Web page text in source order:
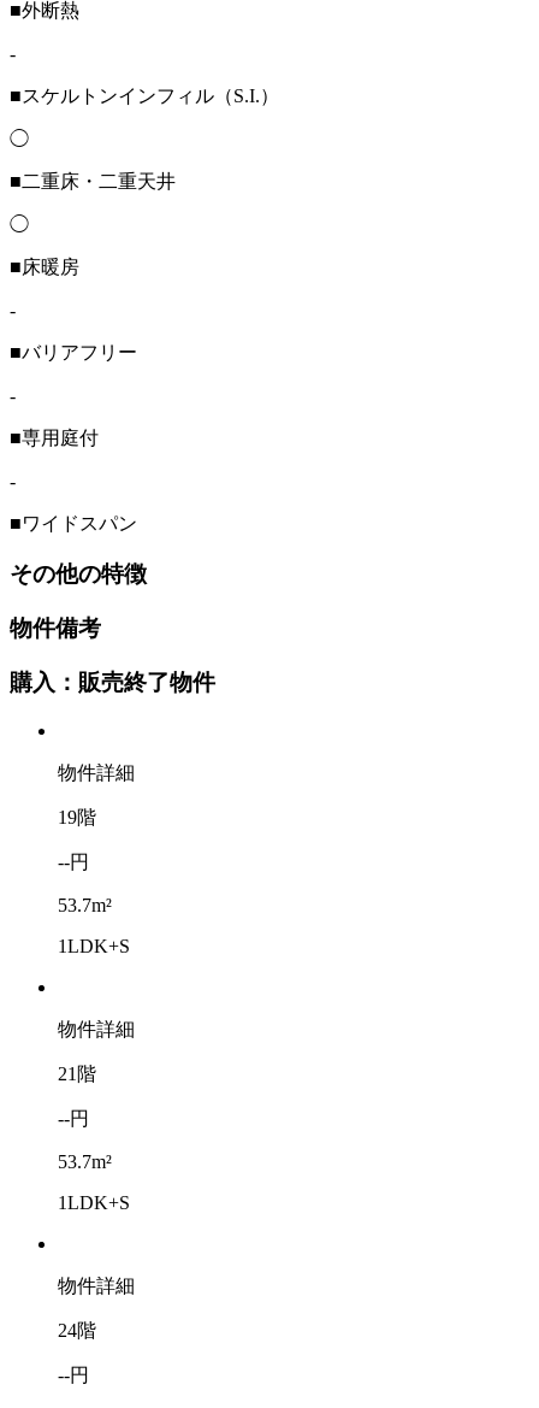
■外断熱
-
■スケルトンインフィル（S.I.）
◯
■二重床・二重天井
◯
■床暖房
-
■バリアフリー
-
■専用庭付
-
■ワイドスパン
その他の特徴
物件備考
購入：販売終了物件
物件詳細
19階
--円
53.7m²
1LDK+S
物件詳細
21階
--円
53.7m²
1LDK+S
物件詳細
24階
--円